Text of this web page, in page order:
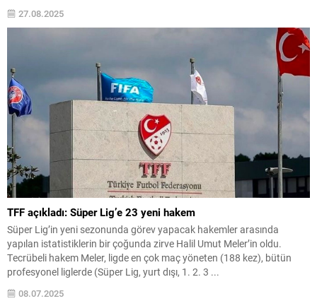
27.08.2025
TFF açıkladı: Süper Lig’e 23 yeni hakem
Süper Lig’in yeni sezonunda görev yapacak hakemler arasında
yapılan istatistiklerin bir çoğunda zirve Halil Umut Meler’in oldu.
Tecrübeli hakem Meler, ligde en çok maç yöneten (188 kez), bütün
profesyonel liglerde (Süper Lig, yurt dışı, 1. 2. 3 ...
08.07.2025